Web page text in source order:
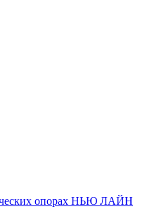
опорах НЬЮ ЛАЙН